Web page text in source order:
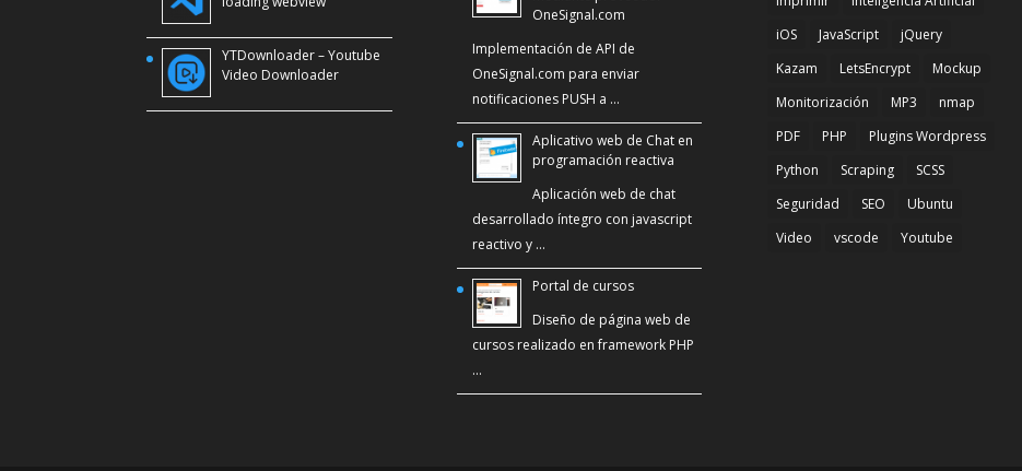
YTDownloader – Youtube
Video Downloader
OneSignal.com
Implementación de API de
OneSignal.com para enviar
notificaciones PUSH a …
Aplicativo web de Chat en
programación reactiva
Aplicación web de chat
desarrollado íntegro con javascript
reactivo y …
Portal de cursos
Diseño de página web de
cursos realizado en framework PHP
…
iOS
JavaScript
jQuery
Kazam
LetsEncrypt
Mockup
Monitorización
MP3
nmap
PDF
PHP
Plugins Wordpress
Python
Scraping
SCSS
Seguridad
SEO
Ubuntu
Video
vscode Youtube